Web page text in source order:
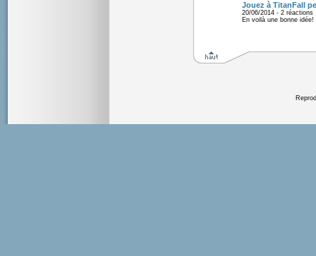
Jouez à TitanFall
20/06/2014 - 2 réactions
En voilà une bonne idée!